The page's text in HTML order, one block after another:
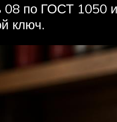
по ГОСТ 1050
ключ.